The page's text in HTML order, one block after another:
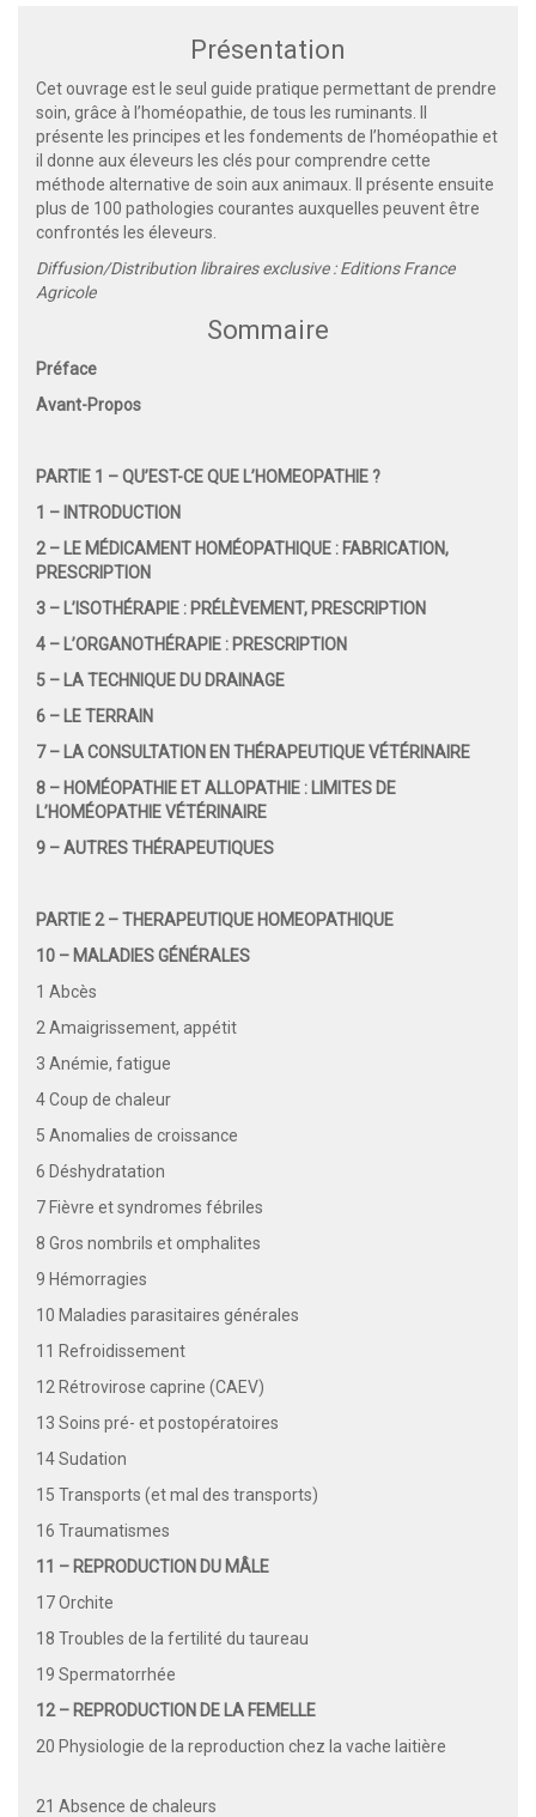
Présentation
Cet ouvrage est le seul guide pratique permettant de prendre
soin, grâce à l’homéopathie, de tous les ruminants. Il
présente les principes et les fondements de l’homéopathie et
il donne aux éleveurs les clés pour comprendre cette
méthode alternative de soin aux animaux. Il présente ensuite
plus de 100 pathologies courantes auxquelles peuvent être
confrontés les éleveurs.
Diffusion/Distribution libraires exclusive : Editions France
Agricole
Sommaire
Préface
Avant-Propos
PARTIE 1 – QU’EST-CE QUE L’HOMEOPATHIE ?
1 – INTRODUCTION
2 – LE MÉDICAMENT HOMÉOPATHIQUE : FABRICATION,
PRESCRIPTION
3 – L’ISOTHÉRAPIE : PRÉLÈVEMENT, PRESCRIPTION
4 – L’ORGANOTHÉRAPIE : PRESCRIPTION
5 – LA TECHNIQUE DU DRAINAGE
6 – LE TERRAIN
7 – LA CONSULTATION EN THÉRAPEUTIQUE VÉTÉRINAIRE
8 – HOMÉOPATHIE ET ALLOPATHIE : LIMITES DE
L’HOMÉOPATHIE VÉTÉRINAIRE
9 – AUTRES THÉRAPEUTIQUES
PARTIE 2 – THERAPEUTIQUE HOMEOPATHIQUE
10 – MALADIES GÉNÉRALES
1 Abcès
2 Amaigrissement, appétit
3 Anémie, fatigue
4 Coup de chaleur
5 Anomalies de croissance
6 Déshydratation
7 Fièvre et syndromes fébriles
8 Gros nombrils et omphalites
9 Hémorragies
10 Maladies parasitaires générales
11 Refroidissement
12 Rétrovirose caprine (CAEV)
13 Soins pré- et postopératoires
14 Sudation
15 Transports (et mal des transports)
16 Traumatismes
11 – REPRODUCTION DU MÂLE
17 Orchite
18 Troubles de la fertilité du taureau
19 Spermatorrhée
12 – REPRODUCTION DE LA FEMELLE
20 Physiologie de la reproduction chez la vache laitière
21 Absence de chaleurs